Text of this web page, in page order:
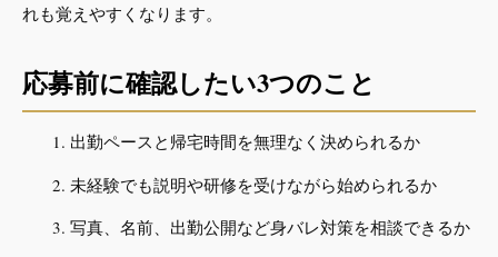
れも覚えやすくなります。
応募前に確認したい3つのこと
出勤ペースと帰宅時間を無理なく決められるか
未経験でも説明や研修を受けながら始められるか
写真、名前、出勤公開など身バレ対策を相談できるか